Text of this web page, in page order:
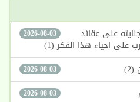
2026-08-03 على عقائد
2026-08-03
2026-08-03